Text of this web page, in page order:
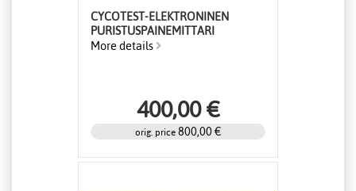
CYCOTEST-ELEKTRONINEN
PURISTUSPAINEMITTARI
More details
400,00 €
orig. price 800,00 €